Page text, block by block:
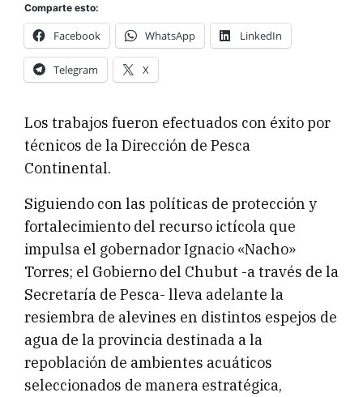
Comparte esto:
Facebook WhatsApp LinkedIn
Telegram X
Los trabajos fueron efectuados con éxito por
técnicos de la Dirección de Pesca
Continental.
Siguiendo con las políticas de protección y
fortalecimiento del recurso ictícola que
impulsa el gobernador Ignacio «Nacho»
Torres; el Gobierno del Chubut -a través de la
Secretaría de Pesca- lleva adelante la
resiembra de alevines en distintos espejos de
agua de la provincia destinada a la
repoblación de ambientes acuáticos
seleccionados de manera estratégica,